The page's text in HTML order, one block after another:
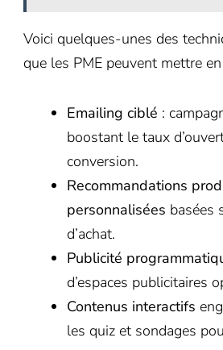
Voici quelques-unes des
que les PME peuvent mettre
Emailing ciblé :
boostant le taux
conversion.
Recommandations
personnalisées basées
d’achat.
Publicité
d’espaces publicitaires
Contenus interactifs
les quiz et sondages